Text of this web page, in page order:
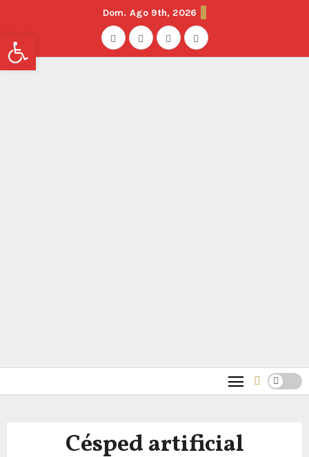
Dom. Ago 9th, 2026
Césped artificial
Abrir barra de herramientas